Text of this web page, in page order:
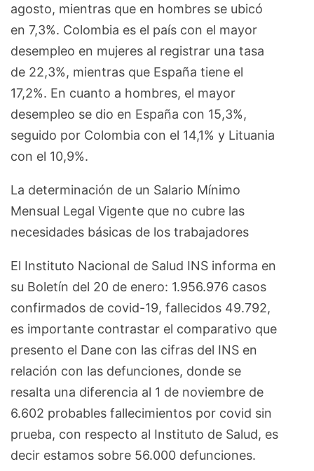
agosto, mientras que en hombres se ubicó
en 7,3%. Colombia es el país con el mayor
desempleo en mujeres al registrar una tasa
de 22,3%, mientras que España tiene el
17,2%. En cuanto a hombres, el mayor
desempleo se dio en España con 15,3%,
seguido por Colombia con el 14,1% y Lituania
con el 10,9%.
La determinación de un Salario Mínimo
Mensual Legal Vigente que no cubre las
necesidades básicas de los trabajadores
El Instituto Nacional de Salud INS informa en
su Boletín del 20 de enero: 1.956.976 casos
confirmados de covid-19, fallecidos 49.792,
es importante contrastar el comparativo que
presento el Dane con las cifras del INS en
relación con las defunciones, donde se
resalta una diferencia al 1 de noviembre de
6.602 probables fallecimientos por covid sin
prueba, con respecto al Instituto de Salud, es
decir estamos sobre 56.000 defunciones.